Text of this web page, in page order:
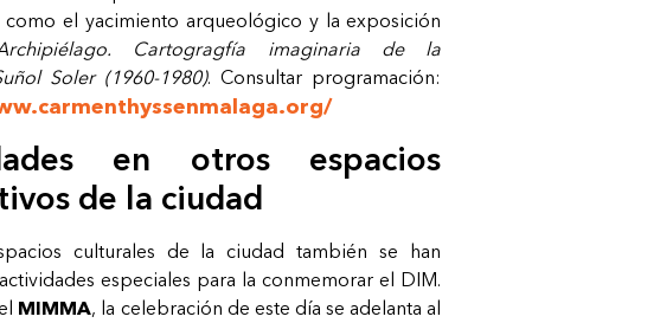
como el yacimiento arqueológico y la exposición
Cartogragfía imaginaria de la
Soler (1960-1980). Consultar programación:
en otros espacios
de la ciudad
culturales de la ciudad también se han
especiales para la conmemorar el DIM.
MIMMA, la celebración de este día se adelanta al